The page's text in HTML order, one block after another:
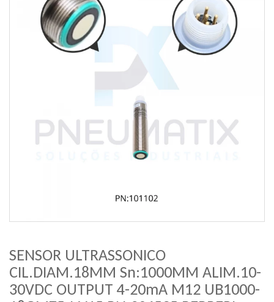
SENSOR ULTRASSONICO
CIL.DIAM.18MM Sn:1000MM ALIM.10-
30VDC OUTPUT 4-20mA M12 UB1000-